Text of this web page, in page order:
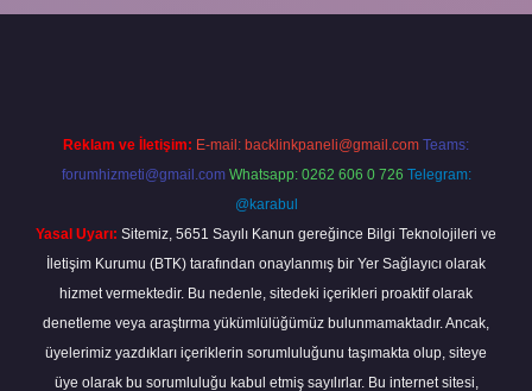
Reklam ve İletişim: E-mail: backlinkpaneli@gmail.com Teams:
forumhizmeti@gmail.com Whatsapp: 0262 606 0 726 Telegram:
@karabul
Yasal Uyarı: Sitemiz, 5651 Sayılı Kanun gereğince Bilgi Teknolojileri ve
İletişim Kurumu (BTK) tarafından onaylanmış bir Yer Sağlayıcı olarak
hizmet vermektedir. Bu nedenle, sitedeki içerikleri proaktif olarak
denetleme veya araştırma yükümlülüğümüz bulunmamaktadır. Ancak,
üyelerimiz yazdıkları içeriklerin sorumluluğunu taşımakta olup, siteye
üye olarak bu sorumluluğu kabul etmiş sayılırlar. Bu internet sitesi,